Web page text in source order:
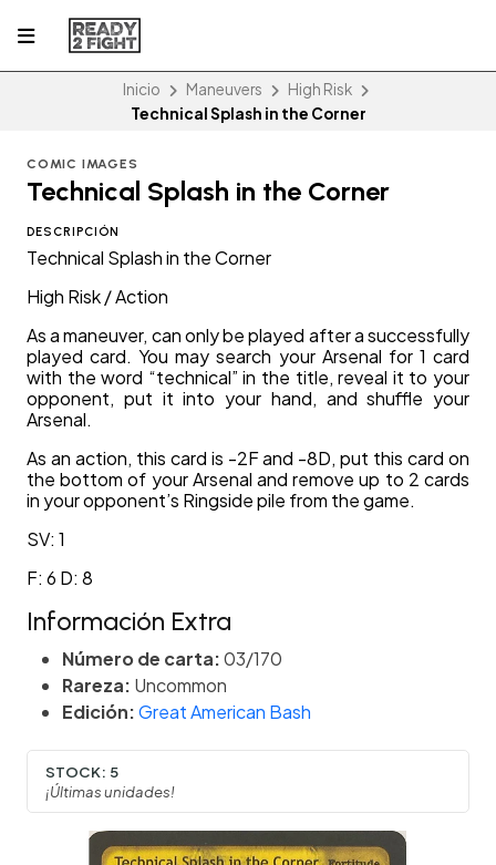
Inicio Maneuvers
High Risk
Technical Splash in the Corner
COMIC IMAGES
Technical Splash in the Corner
DESCRIPCIÓN
Technical Splash in the Corner
High Risk / Action
As a maneuver, can only be played after a successfully
played card. You may search your Arsenal for 1 card
with the word “technical” in the title, reveal it to your
opponent, put it into your hand, and shuffle your
Arsenal.
As an action, this card is -2F and -8D, put this card on
the bottom of your Arsenal and remove up to 2 cards
in your opponent’s Ringside pile from the game.
SV: 1
F: 6 D: 8
Información Extra
Número de carta:03/170
Rareza: Uncommon
Edición:Great American Bash
STOCK: 5
¡Últimas unidades!